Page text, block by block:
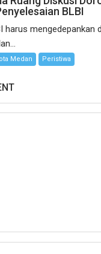
BLBI
harus mengedepankan
Medan Peristiwa